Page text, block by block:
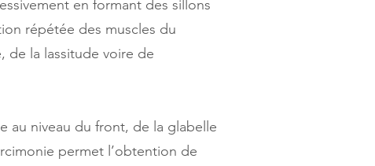
en formant des sillons
répétée des muscles du
de la lassitude voire de
au niveau du front, de la glabelle
permet l’obtention de